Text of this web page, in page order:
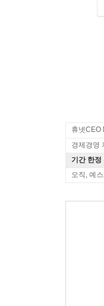
휴넷CEO
경제경영
기간 한정
오직, 예